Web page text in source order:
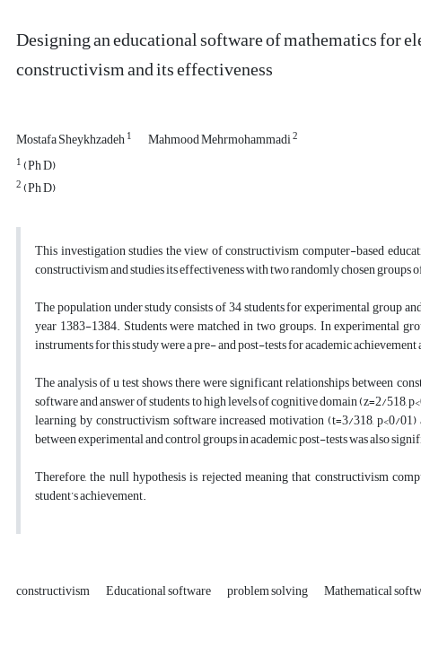
Designing an educational software of mathematics for
constructivism and its effectiveness
Mostafa Sheykhzadeh1 Mahmood Mehrmohammadi2
1(Ph D)
2(Ph D)
This investigation studies the view of constructivism computer-based
constructivism and studies its effectiveness with two randomly chosen groups
The population under study consists of 34 students for experimental group
year 1383-1384. Students were matched in two groups. In experimental
instruments for this study were a pre- and post-tests for academic
The analysis of u test shows there were significant relationships between
software and answer of students to high levels of cognitive domain (z=2/518,
learning by constructivism software increased motivation (t=3/318, p<0/
between experimental and control groups in academic post-tests was also
Therefore, the null hypothesis is rejected meaning that constructivism
student’s achievement.
constructivism Educational software problem solving Mathematical